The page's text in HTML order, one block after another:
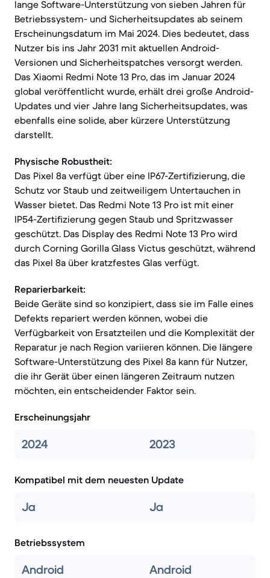
lange Software-Unterstützung von sieben Jahren für
Betriebssystem- und Sicherheitsupdates ab seinem
Erscheinungsdatum im Mai 2024. Dies bedeutet, dass
Nutzer bis ins Jahr 2031 mit aktuellen Android-
Versionen und Sicherheitspatches versorgt werden.
Das Xiaomi Redmi Note 13 Pro, das im Januar 2024
global veröffentlicht wurde, erhält drei große Android-
Updates und vier Jahre lang Sicherheitsupdates, was
ebenfalls eine solide, aber kürzere Unterstützung
darstellt.
Physische Robustheit:
Das Pixel 8a verfügt über eine IP67-Zertifizierung, die
Schutz vor Staub und zeitweiligem Untertauchen in
Wasser bietet. Das Redmi Note 13 Pro ist mit einer
IP54-Zertifizierung gegen Staub und Spritzwasser
geschützt. Das Display des Redmi Note 13 Pro wird
durch Corning Gorilla Glass Victus geschützt, während
das Pixel 8a über kratzfestes Glas verfügt.
Reparierbarkeit:
Beide Geräte sind so konzipiert, dass sie im Falle eines
Defekts repariert werden können, wobei die
Verfügbarkeit von Ersatzteilen und die Komplexität der
Reparatur je nach Region variieren können. Die längere
Software-Unterstützung des Pixel 8a kann für Nutzer,
die ihr Gerät über einen längeren Zeitraum nutzen
möchten, ein entscheidender Faktor sein.
Erscheinungsjahr
2024 2023
Kompatibel mit dem neuesten Update
Ja Ja
Betriebssystem
Android Android